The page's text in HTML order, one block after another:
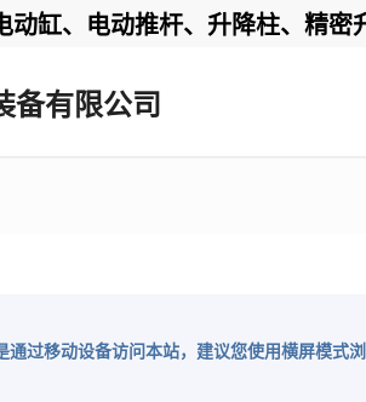
动缸、电动推杆、升降柱、精
备有限公司
通过移动设备访问本站，建议您使用横屏模式